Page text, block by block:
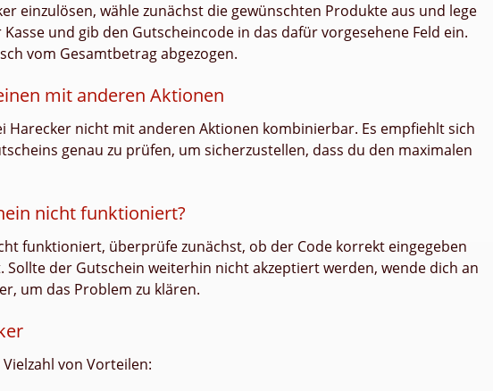
einzulösen, wähle zunächst die gewünschten Produkte aus und lege
und gib den Gutscheincode in das dafür vorgesehene Feld ein.
vom Gesamtbetrag abgezogen.
mit anderen Aktionen
Harecker nicht mit anderen Aktionen kombinierbar. Es empfiehlt sich
genau zu prüfen, um sicherzustellen, dass du den maximalen
nicht funktioniert?
funktioniert, überprüfe zunächst, ob der Code korrekt eingegeben
der Gutschein weiterhin nicht akzeptiert werden, wende dich an
um das Problem zu klären.
von Vorteilen: